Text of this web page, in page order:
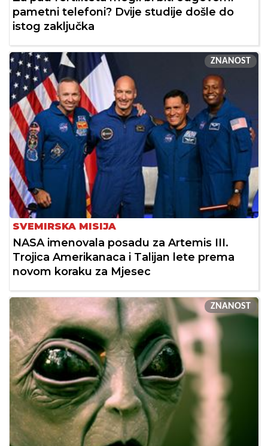
pametni telefoni? Dvije studije došle do
istog zaključka
ZNANOST
SVEMIRSKA MISIJA
NASA imenovala posadu za Artemis III.
Trojica Amerikanaca i Talijan lete prema
novom koraku za Mjesec
ZNANOST